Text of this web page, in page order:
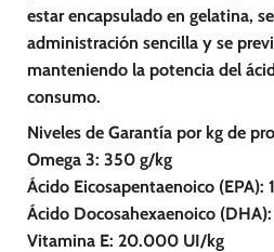
estar encapsulado en gelatina,
administración sencilla y se
manteniendo la potencia del
consumo.
Niveles de Garantía por kg de
Omega 3: 350 g/kg
Ácido Eicosapentaenoico (EPA):
Ácido Docosahexaenoico
Vitamina E: 20.000 UI/kg